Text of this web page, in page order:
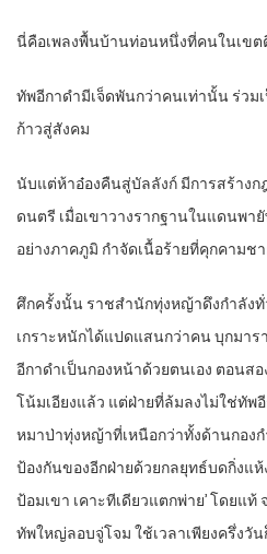
นี่คือเพลงพื้นบ้านท่อนหนึ่งที่คนในเขต
ทัพอีกาดำมีเจ็ดพันกว่าคนเท่านั้น ร่วม
ก้าวสู่สังคม
นับแต่ห้าอ๋องคืนสู่บัลลังก์ มีการสร้าง
ดนตรี เมื่อเขาวางรากฐานในแดนพา
อย่างภาคภูมิ กำจัดเนื้อร้ายที่คุกคามช
ศึกครั้งนั้น ราชสำนักทุ่งหญ้าดึงกำลัง
เกราะหนักได้แปดแสนกว่าคน บุกมา
อีกาดำเป็นกองหน้าด้วยตนเอง ตอนส
โน้มเอียงแล้ว แต่ฝ่ายที่ล้มลงไม่ใช่ทัพ
หมาป่าทุ่งหญ้าที่เหนือกว่าทั้งด้านกอง
ป้องกันของอีกฝ่ายด้วยกลยุทธ์บดกิ่งแห้
ป้อมเขา เคาะทีเดียวแตกพ่าย’ โดยแ
ทัพใหญ่ลอบจู่โจม ใช้เวลาเพียงครึ่งวั